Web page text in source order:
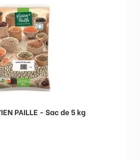
PAILLE - Sac de 5 kg